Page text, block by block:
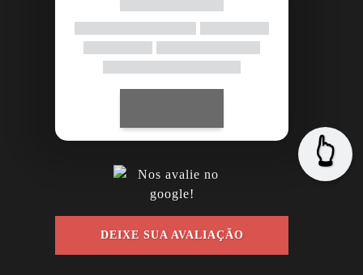
👆
DEIXE SUA AVALIAÇÃO